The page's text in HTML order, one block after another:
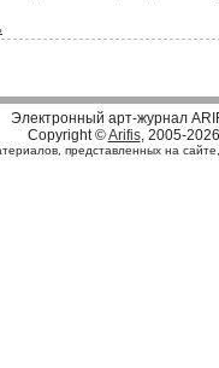
Электронный арт-журнал
Copyright ©Arifis, 2005-2026
представленных на